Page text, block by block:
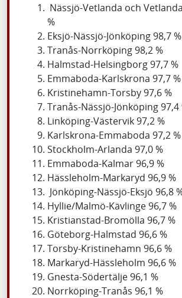
Nässjö-Vetlanda och
%
Eksjö-Nässjö-Jönköping 98,7 %
Tranås-Norrköping 98,2 %
Halmstad-Helsingborg 97,7 %
Emmaboda-Karlskrona 97,7 %
Kristinehamn-Torsby 97,6 %
Tranås-Nässjö-Jönköping 97,4
Linköping-Västervik 97,2 %
Karlskrona-Emmaboda 97,2 %
Stockholm-Arlanda 97,0 %
Emmaboda-Kalmar 96,9 %
Hässleholm-Markaryd 96,9 %
Jönköping-Nässjö-Eksjö 96,8
Hyllie/Malmö-Kävlinge 96,7 %
Kristianstad-Bromölla 96,7 %
Göteborg-Halmstad 96,6 %
Torsby-Kristinehamn 96,6 %
Markaryd-Hässleholm 96,6 %
Gnesta-Södertälje 96,1 %
Norrköping-Tranås 96,1 %